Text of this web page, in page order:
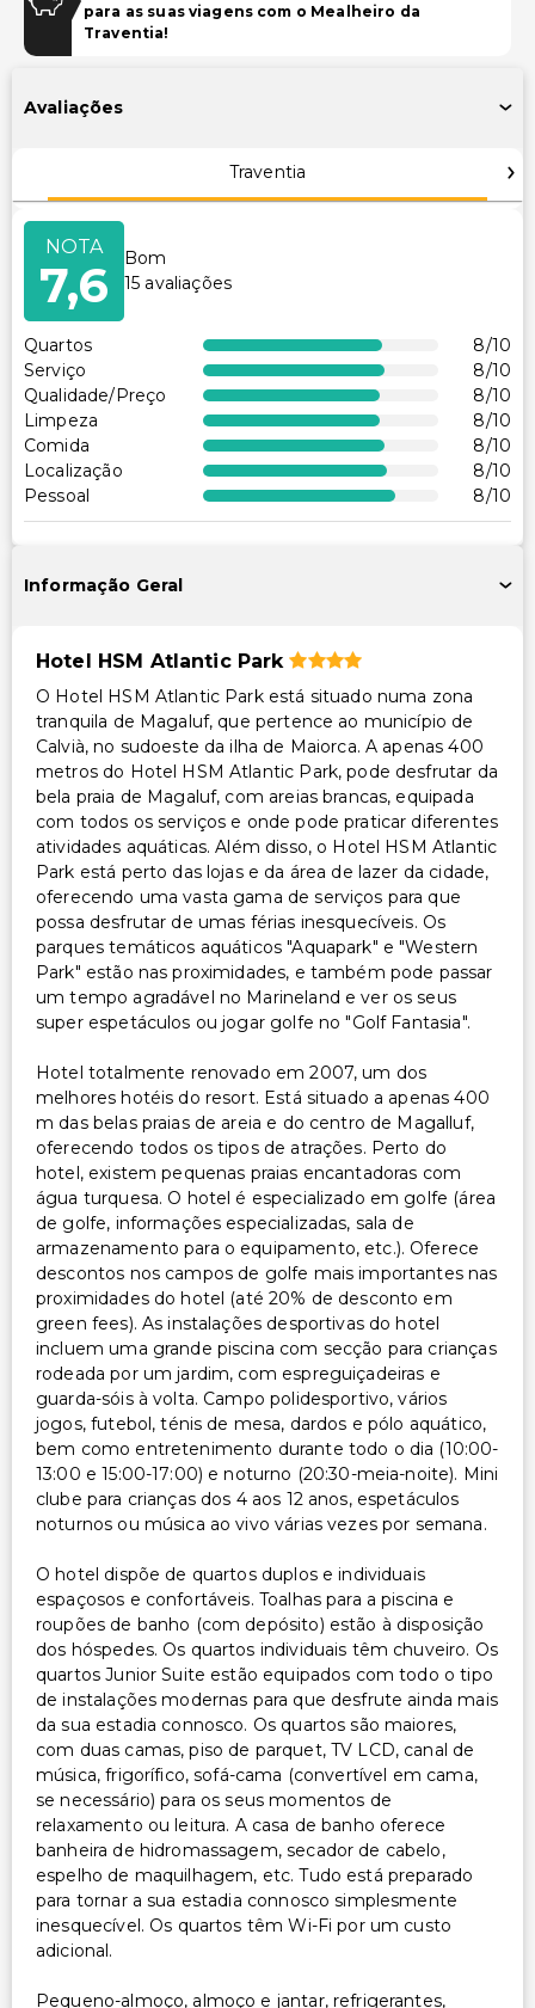
Piscina infantil
Acessível para cadeira de rodas
Acessibilidade no quarto (em quartos selecionados)
Recepção acessível para cadeira de rodas
Piscina acessível para cadeira de rodas
Restaurante no local acessível para cadeira de rodas
Outros serviços
Cofre na recepção
Equipa multilíngue
Cuidado/atividades supervisionadas para crianças
para as suas viagens com o Mealheiro da
Traventia!
Avaliações
Traventia
NOTA
7,6
Bom
15 avaliações
Quartos 8/10
Serviço
8/10
Qualidade/Preço
8/10
Limpeza
8/10
Comida
8/10
Localização
8/10
Pessoal
8/10
Informação Geral
Hotel HSM Atlantic Park
O Hotel HSM Atlantic Park está situado numa zona
tranquila de Magaluf, que pertence ao município de
Calvià, no sudoeste da ilha de Maiorca. A apenas 400
metros do Hotel HSM Atlantic Park, pode desfrutar da
bela praia de Magaluf, com areias brancas, equipada
com todos os serviços e onde pode praticar diferentes
atividades aquáticas. Além disso, o Hotel HSM Atlantic
Park está perto das lojas e da área de lazer da cidade,
oferecendo uma vasta gama de serviços para que
possa desfrutar de umas férias inesquecíveis. Os
parques temáticos aquáticos "Aquapark" e "Western
Park" estão nas proximidades, e também pode passar
um tempo agradável no Marineland e ver os seus
super espetáculos ou jogar golfe no "Golf Fantasia".
Hotel totalmente renovado em 2007, um dos
melhores hotéis do resort. Está situado a apenas 400
m das belas praias de areia e do centro de Magalluf,
oferecendo todos os tipos de atrações. Perto do
hotel, existem pequenas praias encantadoras com
água turquesa. O hotel é especializado em golfe (área
de golfe, informações especializadas, sala de
armazenamento para o equipamento, etc.). Oferece
descontos nos campos de golfe mais importantes nas
proximidades do hotel (até 20% de desconto em
green fees). As instalações desportivas do hotel
incluem uma grande piscina com secção para crianças
rodeada por um jardim, com espreguiçadeiras e
guarda-sóis à volta. Campo polidesportivo, vários
jogos, futebol, ténis de mesa, dardos e pólo aquático,
bem como entretenimento durante todo o dia (10:00-
13:00 e 15:00-17:00) e noturno (20:30-meia-noite). Mini
clube para crianças dos 4 aos 12 anos, espetáculos
noturnos ou música ao vivo várias vezes por semana.
O hotel dispõe de quartos duplos e individuais
espaçosos e confortáveis. Toalhas para a piscina e
roupões de banho (com depósito) estão à disposição
dos hóspedes. Os quartos individuais têm chuveiro. Os
quartos Junior Suite estão equipados com todo o tipo
de instalações modernas para que desfrute ainda mais
da sua estadia connosco. Os quartos são maiores,
com duas camas, piso de parquet, TV LCD, canal de
música, frigorífico, sofá-cama (convertível em cama,
se necessário) para os seus momentos de
relaxamento ou leitura. A casa de banho oferece
banheira de hidromassagem, secador de cabelo,
espelho de maquilhagem, etc. Tudo está preparado
para tornar a sua estadia connosco simplesmente
inesquecível. Os quartos têm Wi-Fi por um custo
adicional.
Pequeno-almoço, almoço e jantar, refrigerantes,